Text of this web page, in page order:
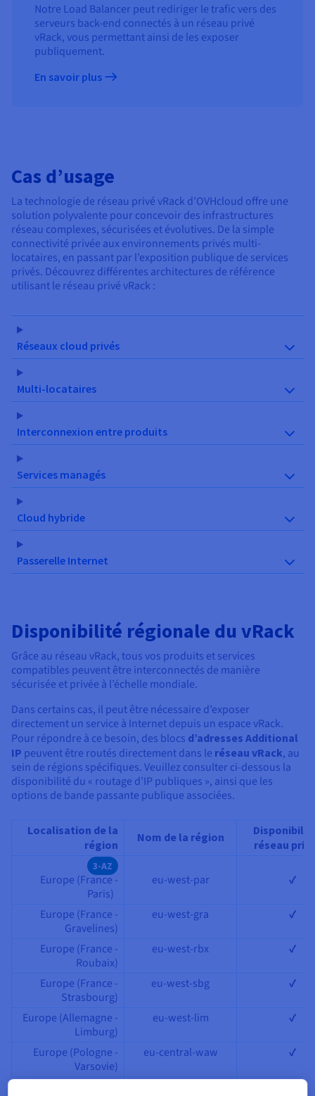
Notre Load Balancer peut rediriger le trafic vers des
serveurs back-end connectés à un réseau privé
vRack, vous permettant ainsi de les exposer
publiquement.
En savoir plus
Cas d’usage
La technologie de réseau privé vRack d’OVHcloud offre une
solution polyvalente pour concevoir des infrastructures
réseau complexes, sécurisées et évolutives. De la simple
connectivité privée aux environnements privés multi-
locataires, en passant par l’exposition publique de services
privés. Découvrez différentes architectures de référence
utilisant le réseau privé vRack :
Réseaux cloud privés
Multi-locataires
Interconnexion entre produits
Services managés
Cloud hybride
Passerelle Internet
Disponibilité régionale du vRack
Grâce au réseau vRack, tous vos produits et services
compatibles peuvent être interconnectés de manière
sécurisée et privée à l’échelle mondiale.
Dans certains cas, il peut être nécessaire d’exposer
directement un service à Internet depuis un espace vRack.
Pour répondre à ce besoin, des blocs d’adresses Additional
IP peuvent être routés directement dans le réseau vRack, au
sein de régions spécifiques. Veuillez consulter ci-dessous la
disponibilité du « routage d’IP publiques », ainsi que les
options de bande passante publique associées.
Localisation de la
région
Nom de la région
réseau
3-AZ
Europe (France -
Paris)
eu-west-par ✔
Europe (France -
Gravelines)
eu-west-gra ✔
Europe (France -
Roubaix)
eu-west-rbx ✔
Europe (France -
Strasbourg)
eu-west-sbg ✔
Europe (Allemagne -
Limburg)
eu-west-lim ✔
Europe (Pologne -
Varsovie)
eu-central-waw ✔